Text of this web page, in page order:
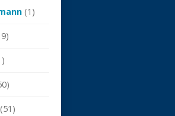
(1)
(51)